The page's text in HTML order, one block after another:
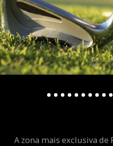
A zona mais exclusiva de